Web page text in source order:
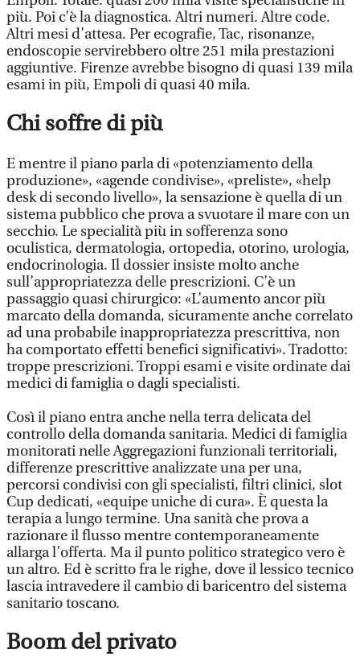
più. Poi c’è la diagnostica. Altri numeri. Altre code.
Altri mesi d’attesa. Per ecografie, Tac, risonanze,
endoscopie servirebbero oltre 251 mila prestazioni
aggiuntive. Firenze avrebbe bisogno di quasi 139 mila
esami in più, Empoli di quasi 40 mila.
Chi soffre di più
E mentre il piano parla di «potenziamento della
produzione», «agende condivise», «preliste», «help
desk di secondo livello», la sensazione è quella di un
sistema pubblico che prova a svuotare il mare con un
secchio. Le specialità più in sofferenza sono
oculistica, dermatologia, ortopedia, otorino, urologia,
endocrinologia. Il dossier insiste molto anche
sull’appropriatezza delle prescrizioni. C’è un
passaggio quasi chirurgico: «L’aumento ancor più
marcato della domanda, sicuramente anche correlato
ad una probabile inappropriatezza prescrittiva, non
ha comportato effetti benefici significativi». Tradotto:
troppe prescrizioni. Troppi esami e visite ordinate dai
medici di famiglia o dagli specialisti.
Così il piano entra anche nella terra delicata del
controllo della domanda sanitaria. Medici di famiglia
monitorati nelle Aggregazioni funzionali territoriali,
differenze prescrittive analizzate una per una,
percorsi condivisi con gli specialisti, filtri clinici, slot
Cup dedicati, «equipe uniche di cura». È questa la
terapia a lungo termine. Una sanità che prova a
razionare il flusso mentre contemporaneamente
allarga l’offerta. Ma il punto politico strategico vero è
un altro. Ed è scritto fra le righe, dove il lessico tecnico
lascia intravedere il cambio di baricentro del sistema
sanitario toscano.
Boom del privato